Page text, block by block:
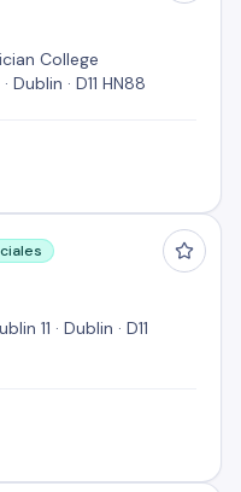
College
· D11 HN88
11 · Dublin · D11